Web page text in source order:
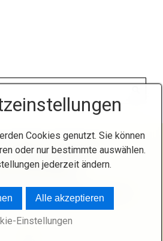
Kontakt
Impressum
"Am Roßthaler Bach" e.V.
Cookies genutzt. Sie können
oder nur bestimmte auswählen.
jederzeit ändern.
Alle akzeptieren
Einstellungen